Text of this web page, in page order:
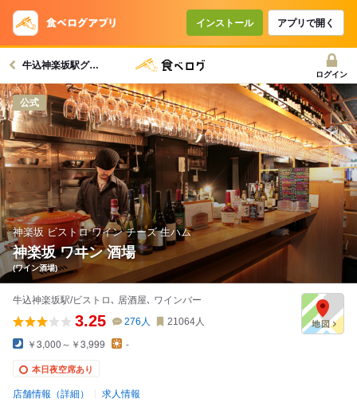
インストール アプリで開く
牛込神楽坂駅グルメへ
ログイン
公式
神楽坂 ビストロ ワイン チーズ 生ハム
神楽坂 ワヰン 酒場
(ワイン酒場)
牛込神楽坂駅/ビストロ､ 居酒屋､ ワインバー
3.25 276 人 21064人
￥3,000～￥3,999 -
本日夜空席あり
店舗情報（詳細） 求人情報
コースで使えるクーポン
戻る
クーポンを利用せず予約する